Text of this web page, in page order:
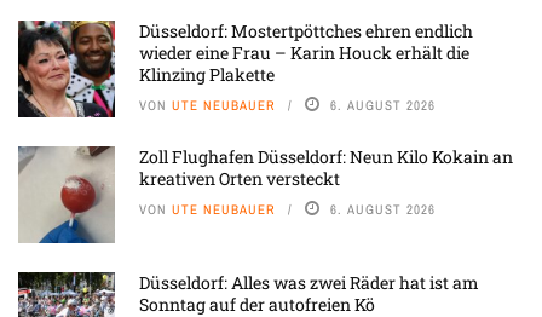
Düsseldorf: Mostertpöttches ehren endlich
wieder eine Frau – Karin Houck erhält die
Klinzing Plakette
VON UTE NEUBAUER 6. AUGUST 2026
Zoll Flughafen Düsseldorf: Neun Kilo Kokain an
kreativen Orten versteckt
VON UTE NEUBAUER 6. AUGUST 2026
Düsseldorf: Alles was zwei Räder hat ist am
Sonntag auf der autofreien Kö